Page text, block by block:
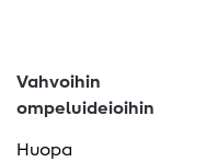
Vahvoihin
ompeluideioihin
Huopa